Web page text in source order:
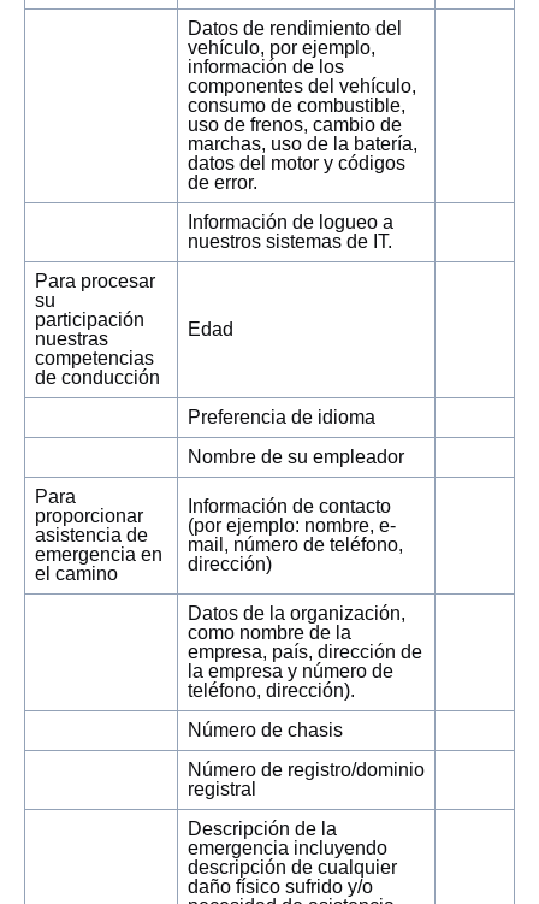
Datos de rendimiento del
vehículo, por ejemplo,
información de los
componentes del vehículo,
consumo de combustible,
uso de frenos, cambio de
marchas, uso de la batería,
datos del motor y códigos
de error.
Información de logueo a
nuestros sistemas de IT.
Para procesar
su
participación
nuestras
competencias
de conducción
Edad
Preferencia de idioma
Nombre de su empleador
Para
proporcionar
asistencia de
emergencia en
el camino
Información de contacto
(por ejemplo: nombre, e-
mail, número de teléfono,
dirección)
Datos de la organización,
como nombre de la
empresa, país, dirección de
la empresa y número de
teléfono, dirección).
Número de chasis
Número de registro/dominio
registral
Descripción de la
emergencia incluyendo
descripción de cualquier
daño físico sufrido y/o